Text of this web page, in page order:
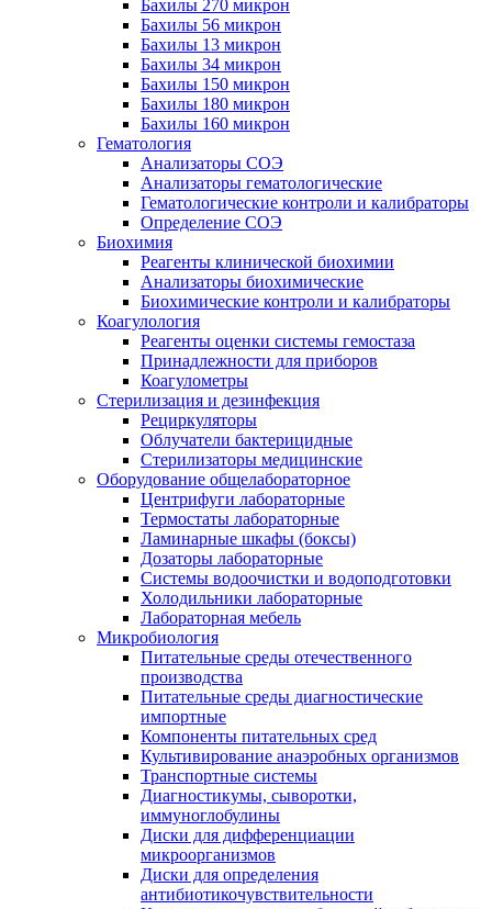
Бахилы 270 микрон
Бахилы 56 микрон
Бахилы 13 микрон
Бахилы 34 микрон
Бахилы 150 микрон
Бахилы 180 микрон
Бахилы 160 микрон
Гематология
Анализаторы СОЭ
Анализаторы гематологические
Гематологические контроли и калибраторы
Определение СОЭ
Биохимия
Реагенты клинической биохимии
Анализаторы биохимические
Биохимические контроли и калибраторы
Коагулология
Реагенты оценки системы гемостаза
Принадлежности для приборов
Коагулометры
Стерилизация и дезинфекция
Рециркуляторы
Облучатели бактерицидные
Стерилизаторы медицинские
Оборудование общелабораторное
Центрифуги лабораторные
Термостаты лабораторные
Ламинарные шкафы (боксы)
Дозаторы лабораторные
Системы водоочистки и водоподготовки
Холодильники лабораторные
Лабораторная мебель
Микробиология
Питательные среды отечественного
производства
Питательные среды диагностические
импортные
Компоненты питательных сред
Культивирование анаэробных организмов
Транспортные системы
Диагностикумы, сыворотки,
иммуноглобулины
Диски для дифференциации
микроорганизмов
Диски для определения
антибиотикочувствительности